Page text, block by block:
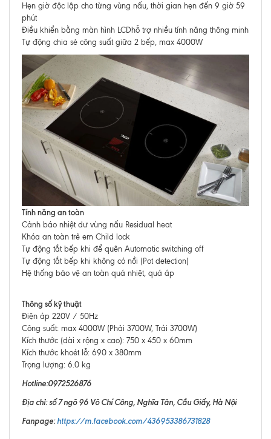
Hẹn giờ độc lập cho từng vùng nấu, thời gian hẹn đến 9 giờ 59
phút
Điều khiển bằng màn hình LCDhỗ trợ nhiều tính năng thông minh
Tự động chia sẻ công suất giữa 2 bếp, max 4000W
Tính năng an toàn
Cảnh báo nhiệt dư vùng nấu Residual heat
Khóa an toàn trẻ em Child lock
Tự động tắt bếp khi để quên Automatic switching off
Tự động tắt bếp khi không có nồi (Pot detection)
Hệ thống bảo vệ an toàn quá nhiệt, quá áp
Thông số kỹ thuật
Điện áp 220V / 50Hz
Công suất: max 4000W (Phải 3700W, Trái 3700W)
Kích thước (dài x rộng x cao): 750 x 450 x 60mm
Kích thước khoét lỗ: 690 x 380mm
Trọng lượng: 6.0 kg
Hotline:0972526876
Địa chỉ: số 7 ngõ 96 Võ Chí Công, Nghĩa Tân, Cầu Giấy, Hà Nội
Fanpage:https://m.facebook.com/436953386731828